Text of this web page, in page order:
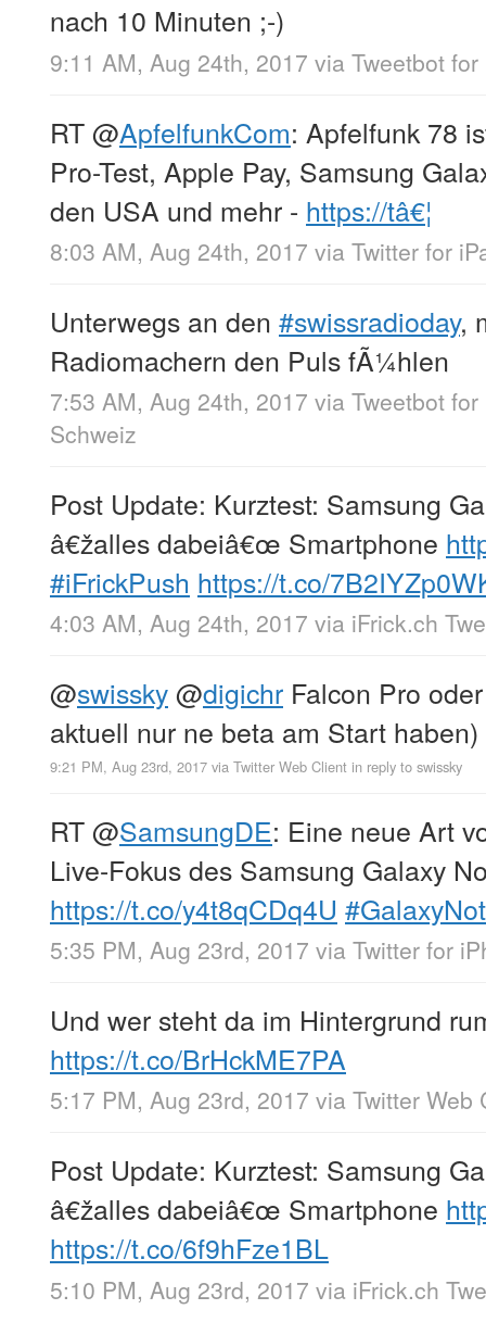
nach 10 Minuten ;-)
9:11 AM, Aug 24th, 2017 via Tweetbot for
RT@ApfelfunkCom: Apfelfunk 78
Pro-Test, Apple Pay, Samsung
den USA und mehr - https://tâ€¦
8:03 AM, Aug 24th, 2017 via Twitter for
Unterwegs an den #swissradioday,
Radiomachern den Puls fÃ¼hlen
7:53 AM, Aug 24th, 2017 via Tweetbot for
Schweiz
Post Update: Kurztest: Samsung
â€žalles dabeiâ€œ Smartphone
#iFrickPush https://t.co/
4:03 AM, Aug 24th, 2017 via iFrick.ch
@swissky@digichr Falcon Pro
aktuell nur ne beta am Start haben)
9:21 PM, Aug 23rd, 2017 via Twitter Web Client in reply to swissky
RT@SamsungDE: Eine neue Art
Live-Fokus des Samsung Galaxy
https://t.co/y4t8qCDq4U
5:35 PM, Aug 23rd, 2017 via Twitter for
Und wer steht da im Hintergrund
https://t.co/BrHckME7PA
5:17 PM, Aug 23rd, 2017 via Twitter Web
Post Update: Kurztest: Samsung
â€žalles dabeiâ€œ Smartphone
https://t.co/6f9hFze1BL
5:10 PM, Aug 23rd, 2017 via iFrick.ch